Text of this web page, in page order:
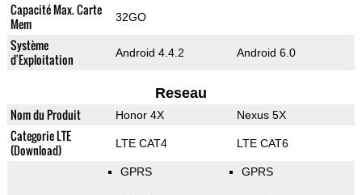
Capacité Max. Carte
Mem
32GO
Système
d'Exploitation
Android 4.4.2 Android 6.0
Reseau
Nom du Produit Honor 4X Nexus 5X
Categorie LTE
(Download)
LTE CAT4 LTE CAT6
GPRS GPRS